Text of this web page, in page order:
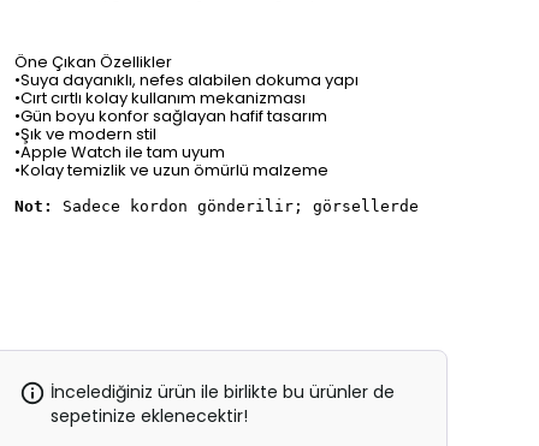
Öne Çıkan Özellikler
•Suya dayanıklı, nefes alabilen dokuma yapı
•Cırt cırtlı kolay kullanım mekanizması
•Gün boyu konfor sağlayan hafif tasarım
•Şık ve modern stil
•Apple Watch ile tam uyum
•Kolay temizlik ve uzun ömürlü malzeme
Not: Sadece kordon gönderilir; görsellerde görünen
İncelediğiniz ürün ile birlikte bu ürünler de
sepetinize eklenecektir!